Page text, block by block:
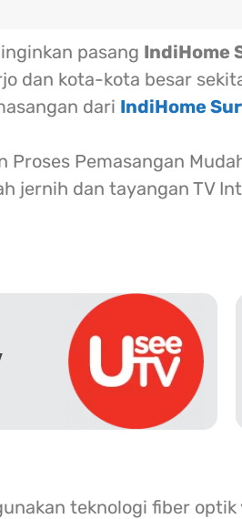
pasang IndiHome
dan kota-kota besar
dari IndiHome
Proses Pemasangan
jernih dan tayangan TV
teknologi fiber